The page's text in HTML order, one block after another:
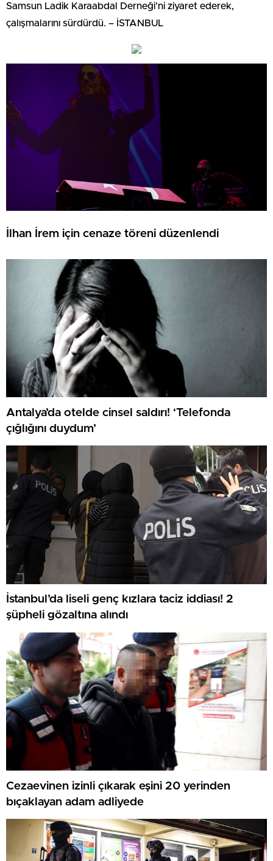
Samsun Ladik Karaabdal Derneği’ni ziyaret ederek,
çalışmalarını sürdürdü. – İSTANBUL
İlhan İrem için cenaze töreni düzenlendi
Antalya’da otelde cinsel saldırı! ‘Telefonda
çığlığını duydum’
İstanbul’da liseli genç kızlara taciz iddiası! 2
şüpheli gözaltına alındı
Cezaevinen izinli çıkarak eşini 20 yerinden
bıçaklayan adam adliyede